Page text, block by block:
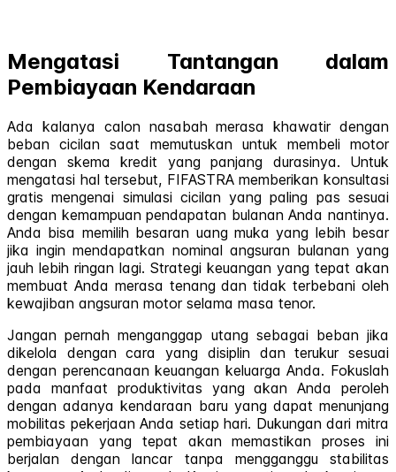
Mengatasi Tantangan dalam
Pembiayaan Kendaraan
Ada kalanya calon nasabah merasa khawatir dengan
beban cicilan saat memutuskan untuk membeli motor
dengan skema kredit yang panjang durasinya. Untuk
mengatasi hal tersebut, FIFASTRA memberikan konsultasi
gratis mengenai simulasi cicilan yang paling pas sesuai
dengan kemampuan pendapatan bulanan Anda nantinya.
Anda bisa memilih besaran uang muka yang lebih besar
jika ingin mendapatkan nominal angsuran bulanan yang
jauh lebih ringan lagi. Strategi keuangan yang tepat akan
membuat Anda merasa tenang dan tidak terbebani oleh
kewajiban angsuran motor selama masa tenor.
Jangan pernah menganggap utang sebagai beban jika
dikelola dengan cara yang disiplin dan terukur sesuai
dengan perencanaan keuangan keluarga Anda. Fokuslah
pada manfaat produktivitas yang akan Anda peroleh
dengan adanya kendaraan baru yang dapat menunjang
mobilitas pekerjaan Anda setiap hari. Dukungan dari mitra
pembiayaan yang tepat akan memastikan proses ini
berjalan dengan lancar tanpa mengganggu stabilitas